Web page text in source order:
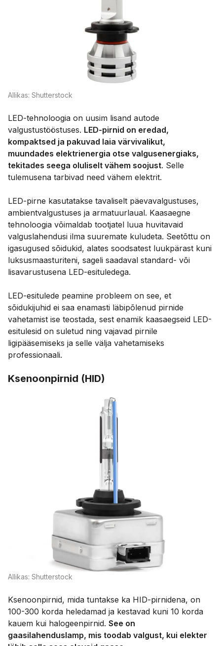
Allikas: Shutterstock
LED-tehnoloogia on uusim lisand autode
valgustustööstuses. LED-pirnid on eredad,
kompaktsed ja pakuvad laia värvivalikut,
muundades elektrienergia otse valgusenergiaks,
tekitades seega oluliselt vähem soojust. Selle
tulemusena tarbivad need vähem elektrit.
LED-pirne kasutatakse tavaliselt päevavalgustuses,
ambientvalgustuses ja armatuurlaual. Kaasaegne
tehnoloogia võimaldab tootjatel luua huvitavaid
valguslahendusi ilma suuremate kuludeta. Seetõttu on
igasugused sõidukid, alates soodsatest luukpärast kuni
luksusmaasturiteni, sageli saadaval standard- või
lisavarustusena LED-esituledega.
LED-esitulede peamine probleem on see, et
sõidukijuhid ei saa enamasti läbipõlenud pirnide
vahetamist ise teostada, sest enamik kaasaegseid LED-
esitulesid on suletud ning vajavad pirnile
ligipääsemiseks ja selle välja vahetamiseks
professionaali.
Ksenoonpirnid (HID)
Allikas: Shutterstock
Ksenoonpirnid, mida tuntakse ka HID-pirnidena, on
100-300 korda heledamad ja kestavad kuni 10 korda
kauem kui halogeenpirnid. See on
gaasilahenduslamp, mis toodab valgust, kui elekter